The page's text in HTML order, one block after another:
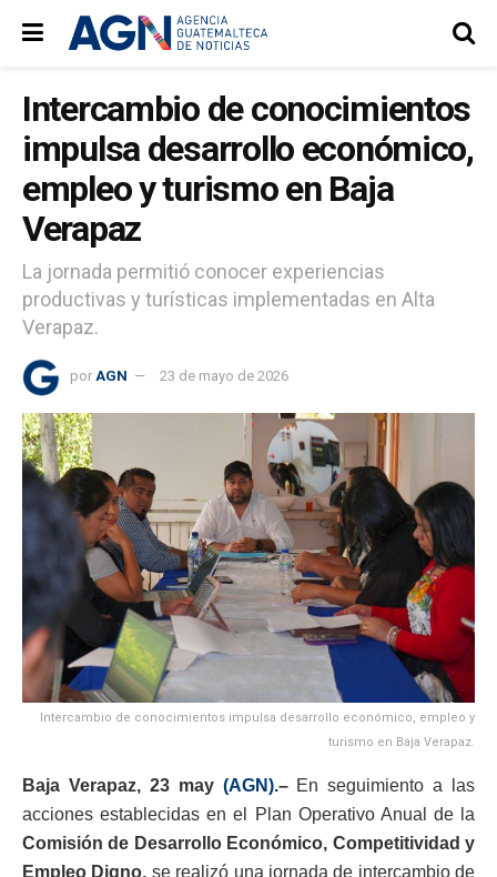
Intercambio de conocimientos
impulsa desarrollo económico,
empleo y turismo en Baja
Verapaz
La jornada permitió conocer experiencias
productivas y turísticas implementadas en Alta
Verapaz.
por AGN 23 de mayo de 2026
Intercambio de conocimientos impulsa desarrollo económico, empleo y
turismo en Baja Verapaz.
Baja Verapaz, 23 may (AGN).–En seguimiento a las
acciones establecidas en el Plan Operativo Anual de la
Comisión de Desarrollo Económico, Competitividad y
Empleo Digno, se realizó una jornada de intercambio de